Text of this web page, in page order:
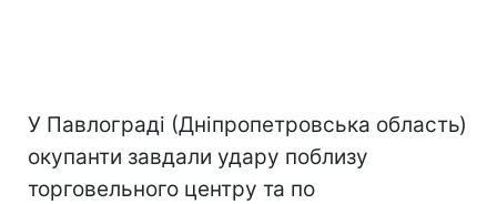
У Павлограді (Дніпропетровська область)
окупанти завдали удару поблизу
торговельного центру та по